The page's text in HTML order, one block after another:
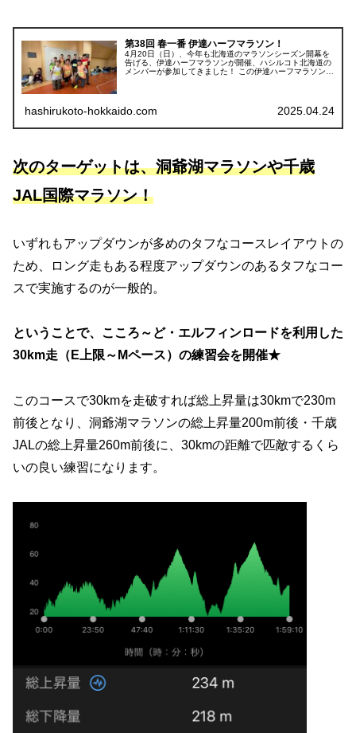
第38回 春一番 伊達ハーフマラソン！
4月20日（日）、今年も北海道のマラソンシーズン開幕を
告げる、伊達ハーフマラソンが開催、ハシルコト北海道の
メンバーが参加してきました！ この伊達ハーフマラソンは
hashirukoto-hokkaido.com 2025.04.24
次のターゲットは、洞爺湖マラソンや千歳
JAL国際マラソン！
いずれもアップダウンが多めのタフなコースレイアウトの
ため、ロング走もある程度アップダウンのあるタフなコー
スで実施するのが一般的。
ということで、こころ～ど・エルフィンロードを利用した
30km走（E上限～Mペース）の練習会を開催★
このコースで30kmを走破すれば総上昇量は30kmで230m
前後となり、洞爺湖マラソンの総上昇量200m前後・千歳
JALの総上昇量260m前後に、30kmの距離で匹敵するくら
いの良い練習になります。